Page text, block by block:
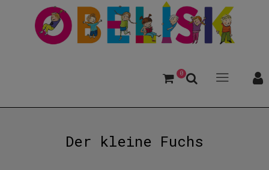
0
Der kleine Fuchs